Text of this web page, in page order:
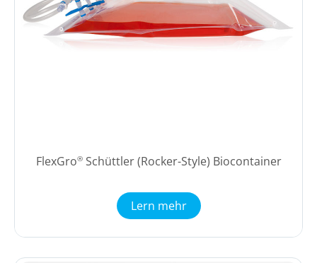
FlexGro®Schüttler (Rocker-Style) Biocontainer
Lern mehr